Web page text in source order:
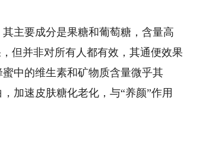
主要成分是果糖和葡萄糖，含量高
但并非对所有人都有效，其通便效果
中的维生素和矿物质含量微乎其
加速皮肤糖化老化，与“养颜”作用